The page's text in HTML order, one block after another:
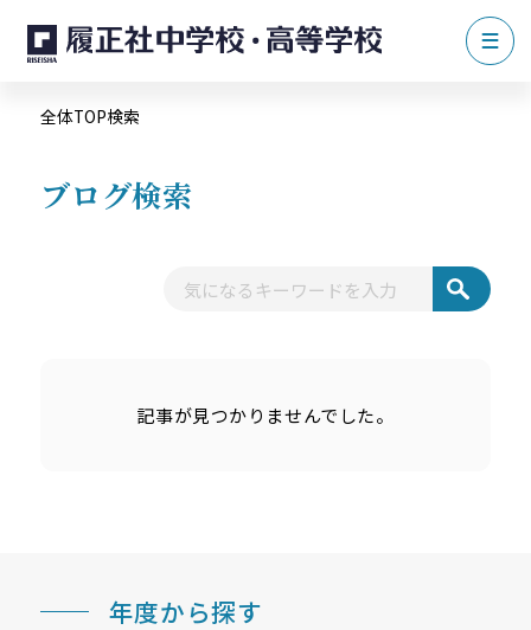
全体TOP検索
ブログ検索
記事が見つかりませんでした。
年度から探す